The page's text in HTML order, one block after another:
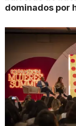
dominados por